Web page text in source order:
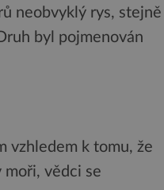
neobvyklý rys, stejně
byl pojmenován
vzhledem k tomu, že
moři, vědci se